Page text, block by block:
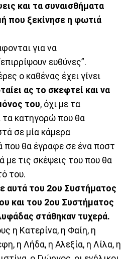
και τα συναισθήματα
που ξεκίνησε η φωτιά
για να
ευθύνες”.
ο καθένας έχει γίνει
ας το σκεφτεί και να
του, όχι με τα
τα κατηγορώ που θα
σε μία κάμερα
που θα έγραφε σε ένα ποστ
με τις σκέψεις του που θα
του.
αυτά του 2ου Συστήματος
και του 2ου Συστήματος
στάθηκαν τυχερά.
η Κατερίνα, η Φαίη, η
η Λήδα, η Αλεξία, η Λίλα, η